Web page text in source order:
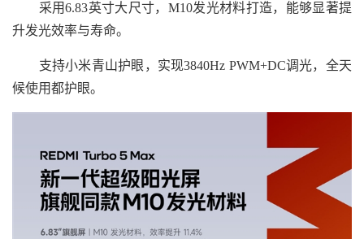
采用6.83英寸大尺寸，M10发光材料打造，能够显著提
升发光效率与寿命。
支持小米青山护眼，实现3840Hz PWM+DC调光，全天
候使用都护眼。